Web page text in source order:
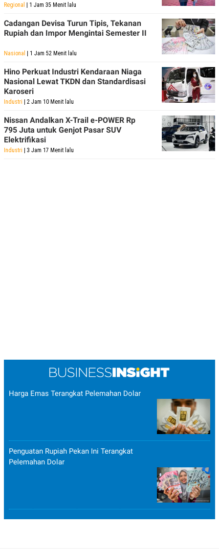
Regional | 1 Jam 35 Menit lalu
Cadangan Devisa Turun Tipis, Tekanan
Rupiah dan Impor Mengintai Semester II
Nasional | 1 Jam 52 Menit lalu
Hino Perkuat Industri Kendaraan Niaga
Nasional Lewat TKDN dan Standardisasi
Karoseri
Industri | 2 Jam 10 Menit lalu
Nissan Andalkan X-Trail e-POWER Rp
795 Juta untuk Genjot Pasar SUV
Elektrifikasi
Industri | 3 Jam 17 Menit lalu
Harga Emas Terangkat Pelemahan Dolar
Penguatan Rupiah Pekan Ini Terangkat
Pelemahan Dolar